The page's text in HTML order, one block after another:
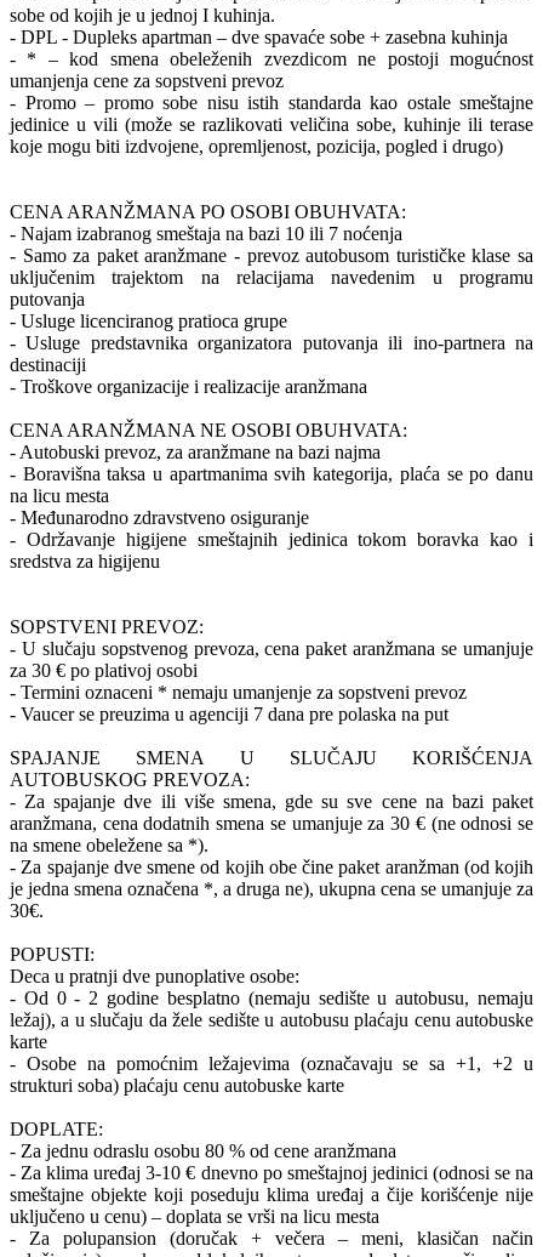
sobe od kojih je u jednoj I kuhinja.
- DPL - Dupleks apartman – dve spavaće sobe + zasebna kuhinja
- * – kod smena obeleženih zvezdicom ne postoji mogućnost
umanjenja cene za sopstveni prevoz
- Promo – promo sobe nisu istih standarda kao ostale smeštajne
jedinice u vili (može se razlikovati veličina sobe, kuhinje ili terase
koje mogu biti izdvojene, opremljenost, pozicija, pogled i drugo)
CENA ARANŽMANA PO OSOBI OBUHVATA:
- Najam izabranog smeštaja na bazi 10 ili 7 noćenja
- Samo za paket aranžmane - prevoz autobusom turističke klase sa
uključenim trajektom na relacijama navedenim u programu
putovanja
- Usluge licenciranog pratioca grupe
- Usluge predstavnika organizatora putovanja ili ino-partnera na
destinaciji
- Troškove organizacije i realizacije aranžmana
CENA ARANŽMANA NE OSOBI OBUHVATA:
- Autobuski prevoz, za aranžmane na bazi najma
- Boravišna taksa u apartmanima svih kategorija, plaća se po danu
na licu mesta
- Međunarodno zdravstveno osiguranje
- Održavanje higijene smeštajnih jedinica tokom boravka kao i
sredstva za higijenu
SOPSTVENI PREVOZ:
- U slučaju sopstvenog prevoza, cena paket aranžmana se umanjuje
za 30 € po plativoj osobi
- Termini oznaceni * nemaju umanjenje za sopstveni prevoz
- Vaucer se preuzima u agenciji 7 dana pre polaska na put
SPAJANJE SMENA U SLUČAJU KORIŠĆENJA
AUTOBUSKOG PREVOZA:
- Za spajanje dve ili više smena, gde su sve cene na bazi paket
aranžmana, cena dodatnih smena se umanjuje za 30 € (ne odnosi se
na smene obeležene sa *).
- Za spajanje dve smene od kojih obe čine paket aranžman (od kojih
je jedna smena označena *, a druga ne), ukupna cena se umanjuje za
30€.
POPUSTI:
Deca u pratnji dve punoplative osobe:
- Od 0 - 2 godine besplatno (nemaju sedište u autobusu, nemaju
ležaj), a u slučaju da žele sedište u autobusu plaćaju cenu autobuske
karte
- Osobe na pomoćnim ležajevima (označavaju se sa +1, +2 u
strukturi soba) plaćaju cenu autobuske karte
DOPLATE:
- Za jednu odraslu osobu 80 % od cene aranžmana
- Za klima uređaj 3-10 € dnevno po smeštajnoj jedinici (odnosi se na
smeštajne objekte koji poseduju klima uređaj a čije korišćenje nije
uključeno u cenu) – doplata se vrši na licu mesta
- Za polupansion (doručak + večera – meni, klasičan način